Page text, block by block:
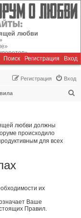
любви
Поиск Регистрация Вход
Вход
Регистрация
любви должны
происходило
для всех
их
Ваше
Правил.